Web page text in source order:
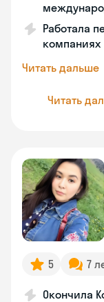
Работала
компаниях
Читать дальше
Читать
5 7
Окончила